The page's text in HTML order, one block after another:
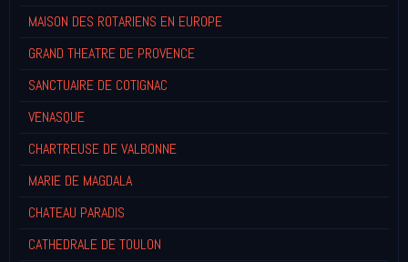
MAISON DES ROTARIENS EN EUROPE
GRAND THEATRE DE PROVENCE
SANCTUAIRE DE COTIGNAC
VENASQUE
CHARTREUSE DE VALBONNE
MARIE DE MAGDALA
CHATEAU PARADIS
CATHEDRALE DE TOULON